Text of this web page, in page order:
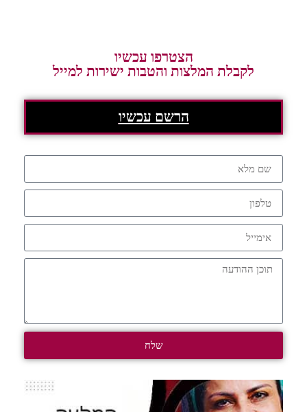
הצטרפו עכשיו
לקבלת המלצות והטבות ישירות למייל
הרשם עכשיו
שלח